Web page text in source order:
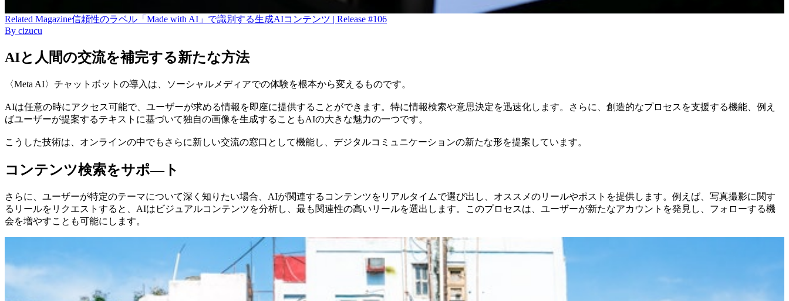
Related Magazine信頼性のラベル「Made with AI」で識別する生成AIコンテンツ | Release #106
By cizucu
AIと人間の交流を補完する新たな方法
〈Meta AI〉チャットボットの導入は、ソーシャルメディアでの体験を根本から変えるものです。
AIは任意の時にアクセス可能で、ユーザーが求める情報を即座に提供することができます。特に情報検索や意思決定を迅速化します。さらに、創造的なプロセスを支援する機能、例え
ばユーザーが提案するテキストに基づいて独自の画像を生成することもAIの大きな魅力の一つです。
こうした技術は、オンラインの中でもさらに新しい交流の窓口として機能し、デジタルコミュニケーションの新たな形を提案しています。
コンテンツ検索をサポ―ト
さらに、ユーザーが特定のテーマについて深く知りたい場合、AIが関連するコンテンツをリアルタイムで選び出し、オススメのリールやポストを提供します。例えば、写真撮影に関す
るリールをリクエストすると、AIはビジュアルコンテンツを分析し、最も関連性の高いリールを選出します。このプロセスは、ユーザーが新たなアカウントを発見し、フォローする機
会を増やすことも可能にします。